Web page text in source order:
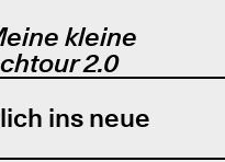
kleine
2.0
ins neue